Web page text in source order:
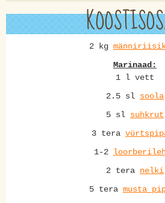
2 kg
Marinaad:
1 l vett
2.5 sl soola
5 sl suhkrut
3 tera
1-2
2 tera nelki
5 tera musta